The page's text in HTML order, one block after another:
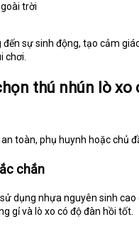
trời
đến sự sinh động, tạo cảm
chơi.
thú nhún lò xo
toàn, phụ huynh hoặc chủ
chắn
dụng nhựa nguyên sinh cao
gỉ và lò xo có độ đàn hồi tốt.